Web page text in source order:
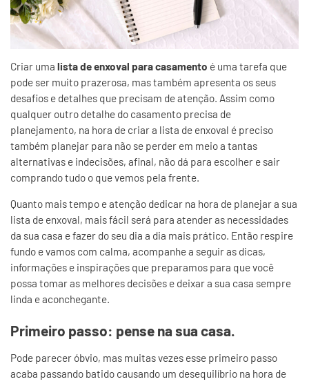
Criar uma lista de enxoval para casamento é uma tarefa que
pode ser muito prazerosa, mas também apresenta os seus
desafios e detalhes que precisam de atenção. Assim como
qualquer outro detalhe do casamento precisa de
planejamento, na hora de criar a lista de enxoval é preciso
também planejar para não se perder em meio a tantas
alternativas e indecisões, afinal, não dá para escolher e sair
comprando tudo o que vemos pela frente.
Quanto mais tempo e atenção dedicar na hora de planejar a sua
lista de enxoval, mais fácil será para atender as necessidades
da sua casa e fazer do seu dia a dia mais prático. Então respire
fundo e vamos com calma, acompanhe a seguir as dicas,
informações e inspirações que preparamos para que você
possa tomar as melhores decisões e deixar a sua casa sempre
linda e aconchegante.
Primeiro passo: pense na sua casa.
Pode parecer óbvio, mas muitas vezes esse primeiro passo
acaba passando batido causando um desequilíbrio na hora de